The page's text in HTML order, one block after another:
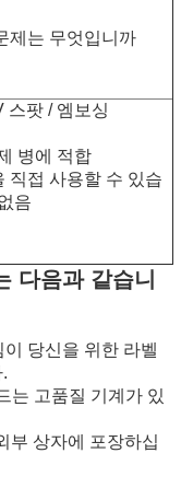
제는 무엇입니까
스팟 / 엠보싱
병에 적합
직접 사용할 수 있습
음
다음과 같습니
당신을 위한 라벨
는 고품질 기계가 있
부 상자에 포장하십